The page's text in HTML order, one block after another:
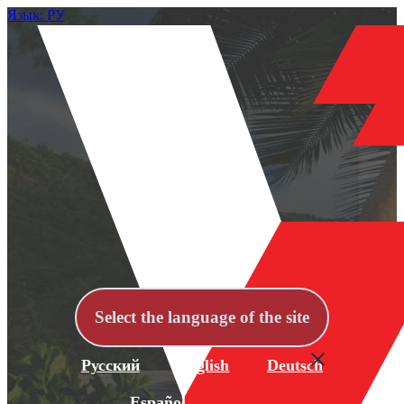
Язык: РУ
Select the language of the site
Русский English Deutsch